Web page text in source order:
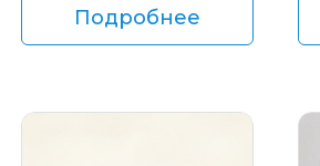
Подробнее